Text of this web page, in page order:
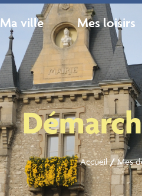
Ma ville Mes loisirs
Accueil/Mes